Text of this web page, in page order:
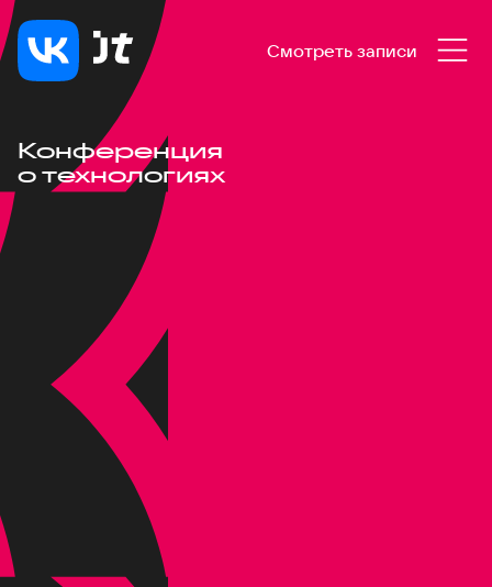
Смотреть записи
Конференция
о технологиях